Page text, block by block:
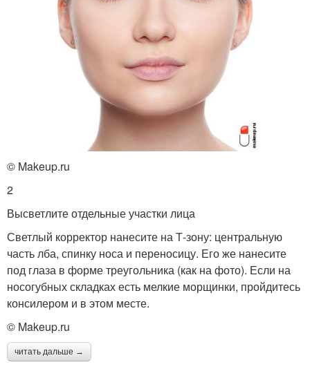
© Makeup.ru
2
Высветлите отдельные участки лица
Светлый корректор нанесите на Т-зону: центральную
часть лба, спинку носа и переносицу. Его же нанесите
под глаза в форме треугольника (как на фото). Если на
носогубных складках есть мелкие морщинки, пройдитесь
консилером и в этом месте.
© Makeup.ru
читать дальше →